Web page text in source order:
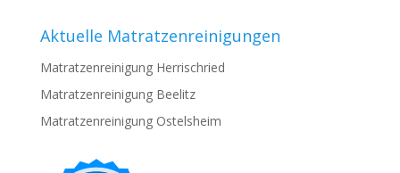
Aktuelle Matratzenreinigungen
Matratzenreinigung Herrischried
Matratzenreinigung Beelitz
Matratzenreinigung Ostelsheim